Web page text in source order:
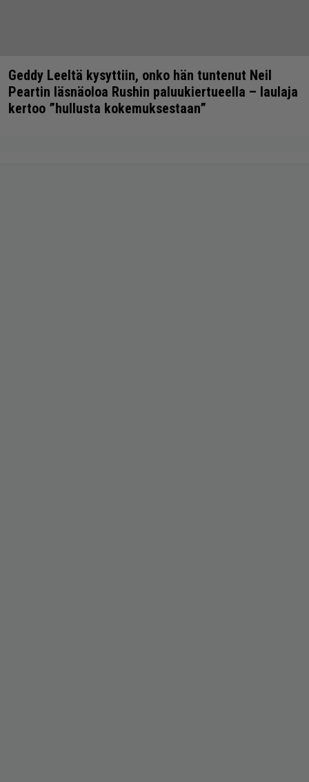
Geddy Leeltä kysyttiin, onko hän tuntenut Neil
Peartin läsnäoloa Rushin paluukiertueella – laulaja
kertoo ”hullusta kokemuksestaan”